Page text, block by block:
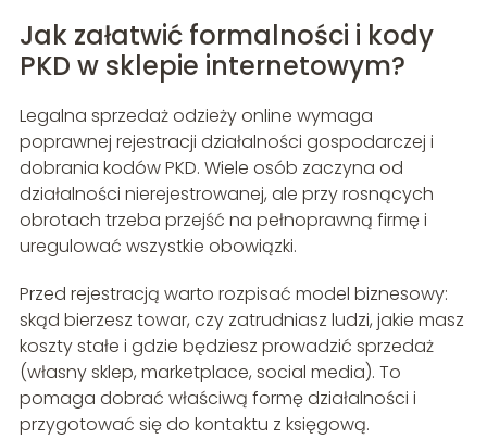
Jak załatwić formalności i kody
PKD w sklepie internetowym?
Legalna sprzedaż odzieży online wymaga
poprawnej rejestracji działalności gospodarczej i
dobrania kodów PKD. Wiele osób zaczyna od
działalności nierejestrowanej, ale przy rosnących
obrotach trzeba przejść na pełnoprawną firmę i
uregulować wszystkie obowiązki.
Przed rejestracją warto rozpisać model biznesowy:
skąd bierzesz towar, czy zatrudniasz ludzi, jakie masz
koszty stałe i gdzie będziesz prowadzić sprzedaż
(własny sklep, marketplace, social media). To
pomaga dobrać właściwą formę działalności i
przygotować się do kontaktu z księgową.